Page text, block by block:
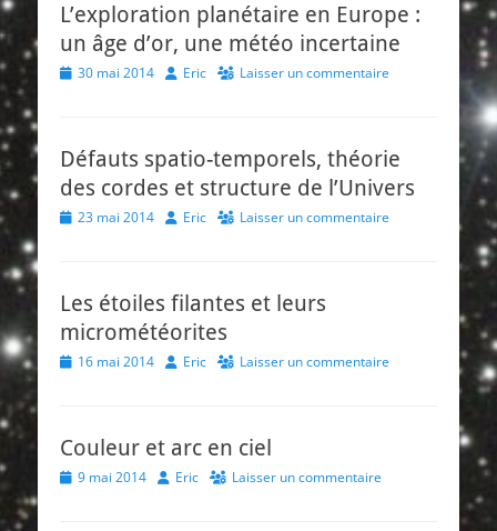
L’exploration planétaire en Europe :
un âge d’or, une météo incertaine
Posted
30 mai 2014 Author
Eric Laisser un commentaire
Défauts spatio-temporels, théorie
des cordes et structure de l’Univers
Posted
23 mai 2014 Author
Eric Laisser un commentaire
Les étoiles filantes et leurs
micrométéorites
Posted16 mai 2014 Author
Eric Laisser un commentaire
Couleur et arc en ciel
Posted
9 mai 2014 Author
Eric Laisser un commentaire